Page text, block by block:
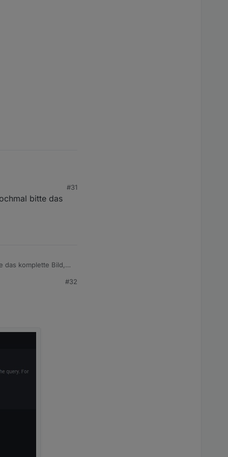
#31
bitte das
komplette Bild,
#32